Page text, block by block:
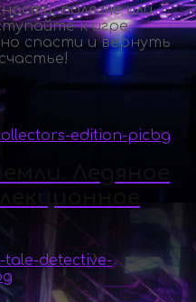
полегче или
к игре.
спасти и вернуть